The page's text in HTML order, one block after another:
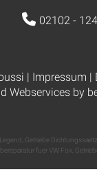
02102 -
| Impressum |
Webservices by
Getriebe
fuer VW Fox